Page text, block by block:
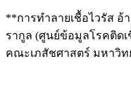
**การทำลายเชื้อไวรัส อ้า
รากูล (ศูนย์ข้อมูลโรคติด
คณะเภสัชศาสตร์ มหาวิ